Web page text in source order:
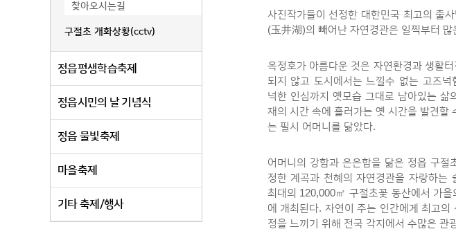
찾아오시는길
구절초 개화상황(cctv)
정읍평생학습축제
정읍시민의 날 기념식
정읍 물빛축제
마을축제
기타 축제/행사
사진작가들이 선정한 대한민국 최고의 출
(玉井湖)의 빼어난 자연경관은 일찍부터 많
옥정호가 아름다운 것은 자연환경과 생활
되지 않고 도시에서는 느낄수 없는 고즈넉
넉한 인심까지 옛모습 그대로 남아있는 삶
재의 시간 속에 흘러가는 옛 시간을 발견할
는 필시 어머니를 닮았다.
어머니의 강함과 은은함을 닮은 정읍 구절
정한 계곡과 천혜의 자연경관을 자랑하는
최대의 120,000㎡ 구절초꽃 동산에서 가
에 개최된다. 자연이 주는 인간에게 최고의
정을 느끼기 위해 전국 각지에서 수많은 관